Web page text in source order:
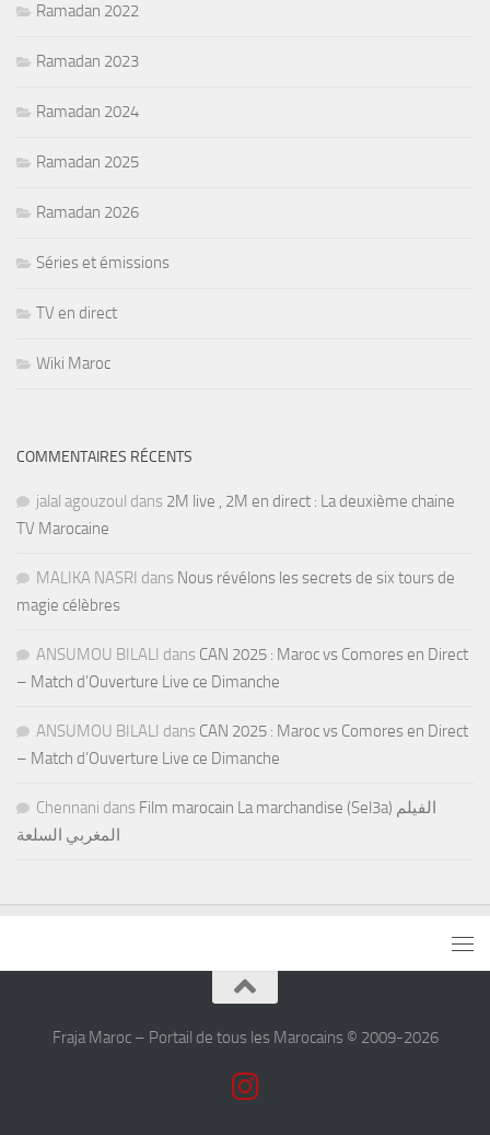
Ramadan 2022
Ramadan 2023
Ramadan 2024
Ramadan 2025
Ramadan 2026
Séries et émissions
TV en direct
Wiki Maroc
COMMENTAIRES RÉCENTS
jalal agouzoul dans 2M live , 2M en direct : La deuxième chaine
TV Marocaine
MALIKA NASRI dans Nous révélons les secrets de six tours de
magie célèbres
ANSUMOU BILALI dans CAN 2025 : Maroc vs Comores en Direct
– Match d’Ouverture Live ce Dimanche
ANSUMOU BILALI dans CAN 2025 : Maroc vs Comores en Direct
– Match d’Ouverture Live ce Dimanche
Chennani dans Film marocain La marchandise (Sel3a) الفيلم
المغربي السلعة
Fraja Maroc – Portail de tous les Marocains © 2009-2026